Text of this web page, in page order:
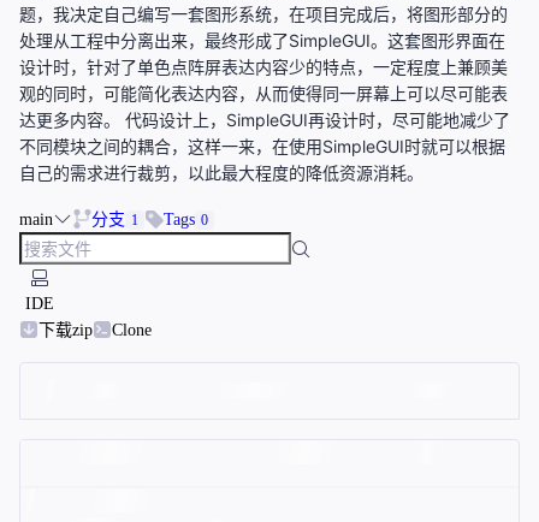
题，我决定自己编写一套图形系统，在项目完成后，将图形部分的
处理从工程中分离出来，最终形成了SimpleGUI。这套图形界面在
设计时，针对了单色点阵屏表达内容少的特点，一定程度上兼顾美
观的同时，可能简化表达内容，从而使得同一屏幕上可以尽可能表
达更多内容。 代码设计上，SimpleGUI再设计时，尽可能地减少了
不同模块之间的耦合，这样一来，在使用SimpleGUI时就可以根据
自己的需求进行裁剪，以此最大程度的降低资源消耗。
main 分支 1 Tags 0
IDE
下载zip
Clone